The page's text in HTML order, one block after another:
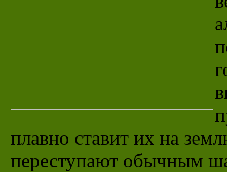
плавно ставит их на
переступают обычным